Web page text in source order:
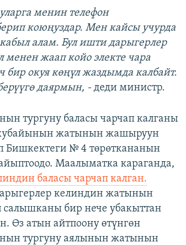
менин телефон
коюңуздар. Мен кайсы учурда
алам. Бул ишти дарыгерлер
жаап койо электе чара
бир окуя көңүл жаздымда калбайт.
даярмын, - деди министр.
тургуну баласы чарчап калганы
жатынын жашыруун
Бишкектеги № 4 төрөткананын
Маалыматка караганда,
баласы чарчап калган.
келиндин жатынын
салышканы бир нече убакыттан
Өз атын айтпоону өтүнгөн
тургуну аялынын жатынын